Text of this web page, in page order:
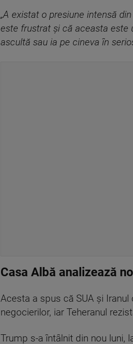
„A existat o presiune intensă
este frustrat și că aceasta este
ascultă sau ia pe cineva în
Casa Albă analizează
Acesta a spus că SUA și
negocierilor, iar Teheranul
Trump s-a întâlnit din nou luni,